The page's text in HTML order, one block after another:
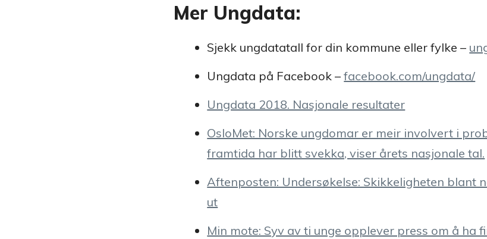
Mer Ungdata:
Sjekk ungdatatall for din kommune eller fylke –
Ungdata på Facebook –facebook.com/ungdata/
Ungdata 2018. Nasjonale resultater
OsloMet: Norske ungdomar er meir involvert i
framtida har blitt svekka, viser årets nasjonale tal.
Aftenposten: Undersøkelse: Skikkeligheten blant
ut
Min mote: Syv av ti unge opplever press om å ha